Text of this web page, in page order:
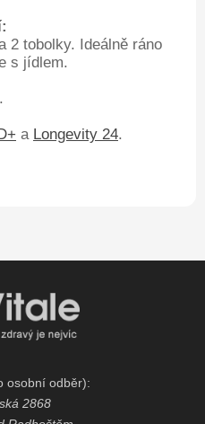
2 tobolky. Ideálně ráno
s jídlem.
a Longevity 24.
osobní odběr):
2868